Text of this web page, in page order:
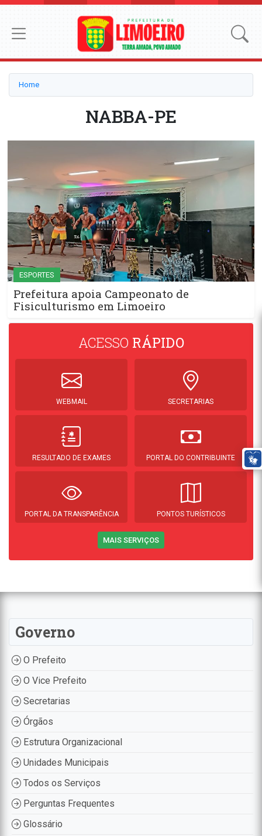
Home
NABBA-PE
ESPORTES
Prefeitura apoia Campeonato de
Fisiculturismo em Limoeiro
ACESSO RÁPIDO
WEBMAIL SECRETARIAS
RESULTADO DE EXAMES PORTAL DO CONTRIBUINTE
PORTAL DA TRANSPARÊNCIA PONTOS TURÍSTICOS
MAIS SERVIÇOS
Governo
O Prefeito
O Vice Prefeito
Secretarias
Órgãos
Estrutura Organizacional
Unidades Municipais
Todos os Serviços
Perguntas Frequentes
Glossário